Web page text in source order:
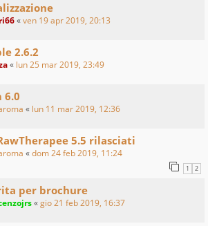
«ven 19 apr 2019, 20:13
2.6.2
« lun 25 mar 2019, 23:49
6.0
« lun 11 mar 2019, 12:36
5.5 rilasciati
«dom 24 feb 2019, 11:24
1 2
per brochure
«gio 21 feb 2019, 16:37